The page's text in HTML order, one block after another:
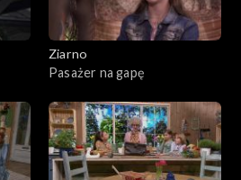
Ziarno
Pasażer na gapę